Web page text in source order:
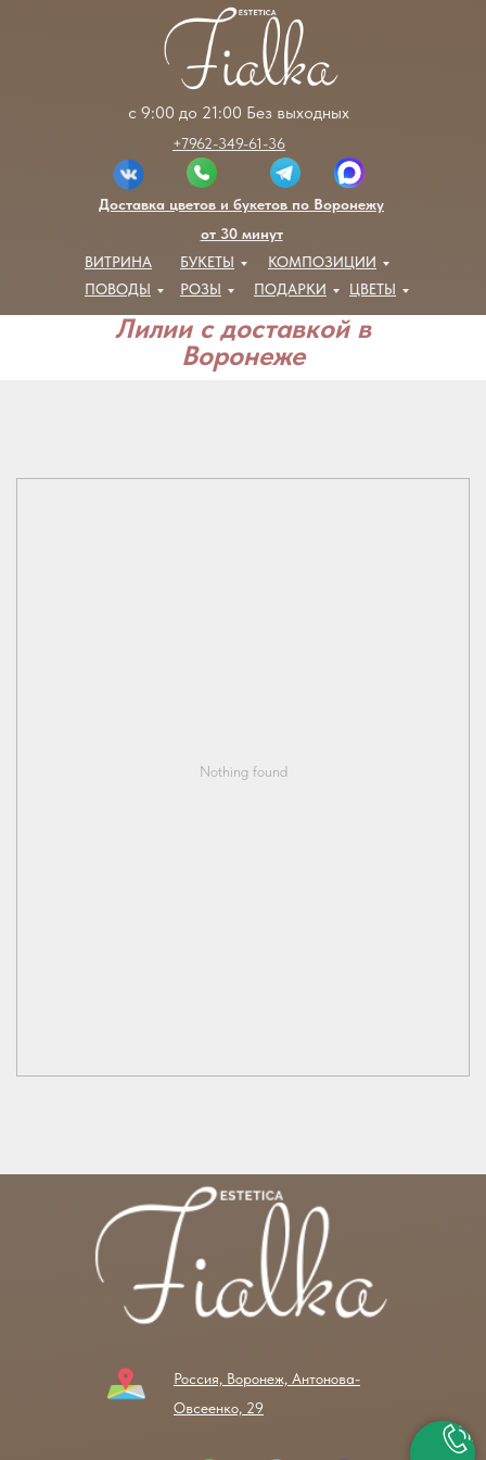
+7962-349-61-36
с 9:00 до 21:00 Без выходных
ВИТРИНА БУКЕТЫ
КОМПОЗИЦИИ
РОЗЫ
ЦВЕТЫ
ПОВОДЫ ПОДАРКИ
Доставка цветов и букетов по Воронежу
от 30 минут
Лилии с доставкой в
Воронеже
Nothing found
Россия, Воронеж, Антонова-
Овсеенко, 29